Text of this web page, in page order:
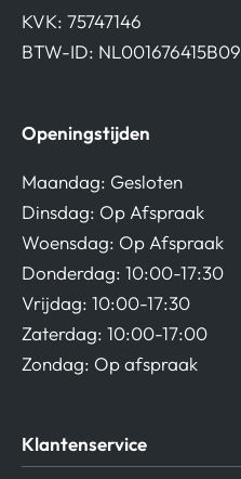
KVK: 75747146
BTW-ID: NL001676415B09
Openingstijden
Maandag: Gesloten
Dinsdag: Op Afspraak
Woensdag: Op Afspraak
Donderdag: 10:00-17:30
Vrijdag: 10:00-17:30
Zaterdag: 10:00-17:00
Zondag: Op afspraak
Klantenservice